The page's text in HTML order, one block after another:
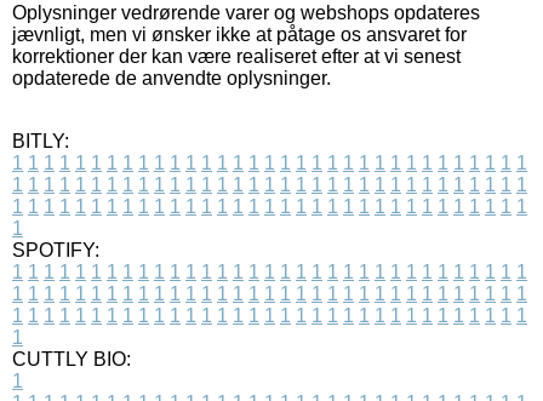
Oplysninger vedrørende varer og webshops opdateres
jævnligt, men vi ønsker ikke at påtage os ansvaret for
korrektioner der kan være realiseret efter at vi senest
opdaterede de anvendte oplysninger.
BITLY:
1 1 1 1 1 1 1 1 1 1 1 1 1 1 1 1 1 1 1 1 1 1 1 1 1 1 1 1 1 1 1 1 1
1 1 1 1 1 1 1 1 1 1 1 1 1 1 1 1 1 1 1 1 1 1 1 1 1 1 1 1 1 1 1 1 1
1 1 1 1 1 1 1 1 1 1 1 1 1 1 1 1 1 1 1 1 1 1 1 1 1 1 1 1 1 1 1 1 1
1
SPOTIFY:
1 1 1 1 1 1 1 1 1 1 1 1 1 1 1 1 1 1 1 1 1 1 1 1 1 1 1 1 1 1 1 1 1
1 1 1 1 1 1 1 1 1 1 1 1 1 1 1 1 1 1 1 1 1 1 1 1 1 1 1 1 1 1 1 1 1
1 1 1 1 1 1 1 1 1 1 1 1 1 1 1 1 1 1 1 1 1 1 1 1 1 1 1 1 1 1 1 1 1
1
CUTTLY BIO:
1